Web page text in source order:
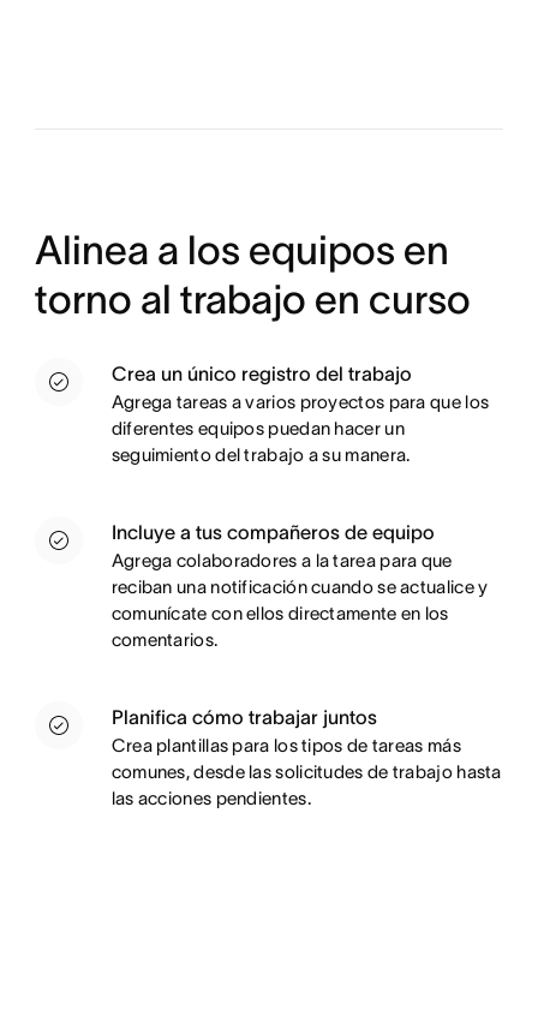
Alinea a los equipos en
torno al trabajo en curso
Crea un único registro del trabajo
Agrega tareas a varios proyectos para que los
diferentes equipos puedan hacer un
seguimiento del trabajo a su manera.
Incluye a tus compañeros de equipo
Agrega colaboradores a la tarea para que
reciban una notificación cuando se actualice y
comunícate con ellos directamente en los
comentarios.
Planifica cómo trabajar juntos
Crea plantillas para los tipos de tareas más
comunes, desde las solicitudes de trabajo hasta
las acciones pendientes.